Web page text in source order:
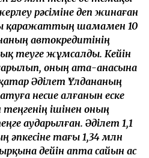
рәсіміне деп жинаған
қаражаттың шамамен 10
автокредитінің
өтеуге жұмсалды. Кейін
оның ата-анасына
Әділет Ұлдананың
несие алғанын еске
ішінен оның
аударылған. Әділет 1,1
әпкесіне тағы 1,34 млн
дейін апта сайын ас